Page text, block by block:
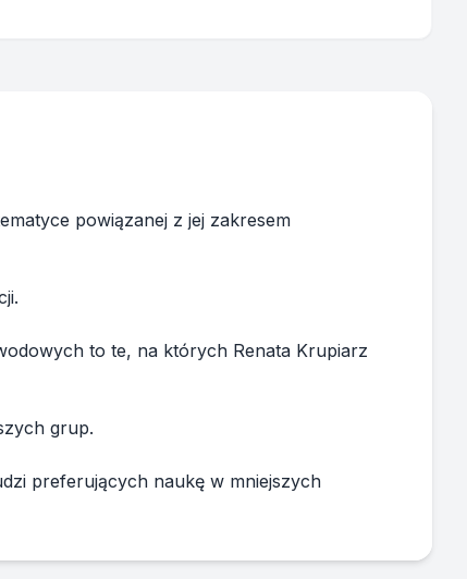
powiązanej z jej zakresem
to te, na których Renata Krupiarz
grup.
preferujących naukę w mniejszych